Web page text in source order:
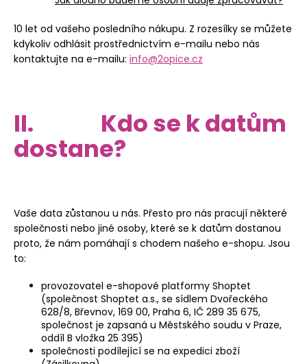
10 let od vašeho posledního nákupu. Z rozesílky se můžete
kdykoliv odhlásit prostřednictvím e-mailu nebo nás
kontaktujte na e-mailu: info@2opice.cz
II. Kdo se k datům
dostane?
Vaše data zůstanou u nás. Přesto pro nás pracují některé
společnosti nebo jiné osoby, které se k datům dostanou
proto, že nám pomáhají s chodem našeho e-shopu. Jsou
to:
provozovatel e-shopové platformy Shoptet
(společnost Shoptet a.s., se sídlem Dvořeckého
628/8, Břevnov, 169 00, Praha 6, IČ 289 35 675,
společnost je zapsaná u Městského soudu v Praze,
oddíl B vložka 25 395)
společnosti podílející se na expedici zboží